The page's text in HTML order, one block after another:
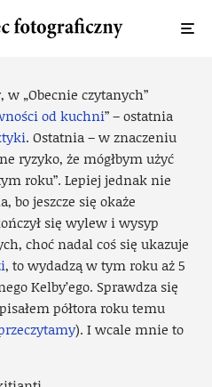
2014 · 3 widok
„Obecnie czytanych”
od kuchni” – ostatnia
. Ostatnia – w znaczeniu
ryzyko, że mógłbym użyć
roku”. Lepiej jednak nie
bo jeszcze się okaże
się wylew i wysyp
choć nadal coś się ukazuje
, to wydadzą w tym roku aż 5
Kelby’ego. Sprawdza się
półtora roku temu
). I wcale mnie to